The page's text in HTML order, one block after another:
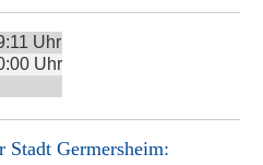
Uhr
Uhr
Stadt Germersheim: